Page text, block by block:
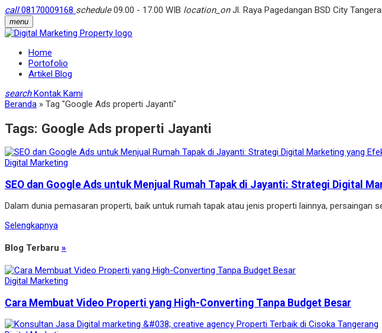
call08170009168 schedule09.00 - 17.00 WIB location_onJl. Raya Pagedangan BSD City
menu
Home
Portofolio
Artikel Blog
search Kontak Kami
Beranda » Tag "Google Ads properti Jayanti"
Tags: Google Ads properti Jayanti
Digital Marketing
SEO dan Google Ads untuk Menjual Rumah Tapak di Jayanti: Strategi Digital
Dalam dunia pemasaran properti, baik untuk rumah tapak atau jenis properti lainnya, persaingan
Selengkapnya
Blog Terbaru »
Digital Marketing
Cara Membuat Video Properti yang High-Converting Tanpa Budget Besar